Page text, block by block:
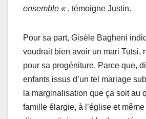
ensemble « , témoigne Justin.
Pour sa part, Gisèle Bagheni
voudrait bien avoir un mari Tutsi,
pour sa progéniture. Parce que,
enfants issus d’un tel mariage
la marginalisation que ça soit au
famille élargie, à l’église et